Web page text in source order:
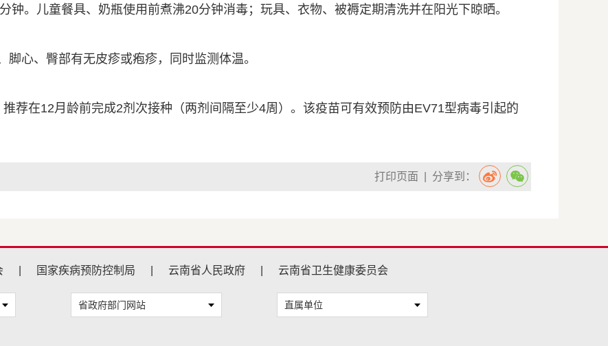
。儿童餐具、奶瓶使用前煮沸20分钟消毒；玩具、衣物、被褥定期清洗并在阳光下晾晒。
心、臀部有无皮疹或疱疹，同时监测体温。
荐在12月龄前完成2剂次接种（两剂间隔至少4周）。该疫苗可有效预防由EV71型病毒引起的
| 分享到：
打印页面
国家疾病预防控制局 云南省人民政府 云南省卫生健康委员会
省政府部门网站 直属单位